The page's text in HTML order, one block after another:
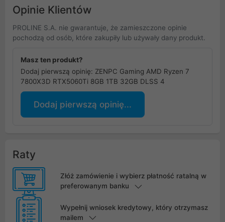
Opinie Klientów
PROLINE S.A. nie gwarantuje, że zamieszczone opinie
pochodzą od osób, które zakupiły lub używały dany produkt.
Masz ten produkt?
Dodaj pierwszą opinię: ZENPC Gaming AMD Ryzen 7
7800X3D RTX5060Ti 8GB 1TB 32GB DLSS 4
Dodaj pierwszą opinię...
Raty
Złóż zamówienie i wybierz płatność ratalną w
preferowanym banku
Wypełnij wniosek kredytowy, który otrzymasz
mailem